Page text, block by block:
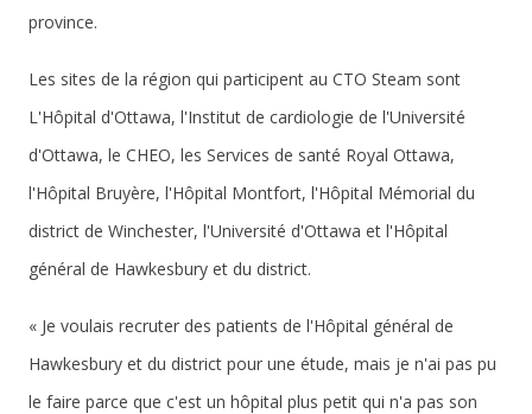
province.
Les sites de la région qui participent au CTO Steam sont
L'Hôpital d'Ottawa, l'Institut de cardiologie de l'Université
d'Ottawa, le CHEO, les Services de santé Royal Ottawa,
l'Hôpital Bruyère, l'Hôpital Montfort, l'Hôpital Mémorial du
district de Winchester, l'Université d'Ottawa et l'Hôpital
général de Hawkesbury et du district.
« Je voulais recruter des patients de l'Hôpital général de
Hawkesbury et du district pour une étude, mais je n'ai pas pu
le faire parce que c'est un hôpital plus petit qui n'a pas son